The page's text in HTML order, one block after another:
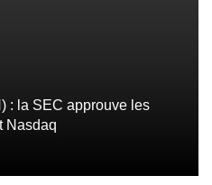
: la SEC approuve les
Nasdaq